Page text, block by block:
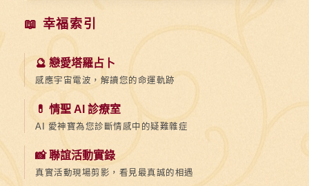
📖 幸福索引
🔮 戀愛塔羅占卜
感應宇宙電波，解讀您的命運軌跡
💊 情聖 AI 診療室
AI 愛神寶為您診斷情感中的疑難雜症
📸 聯誼活動實錄
真實活動現場剪影，看見最真誠的相遇